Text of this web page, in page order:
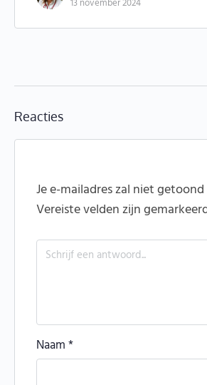
13 november 2024
Reacties
Je e-mailadres zal niet
Vereiste velden zijn
Naam*